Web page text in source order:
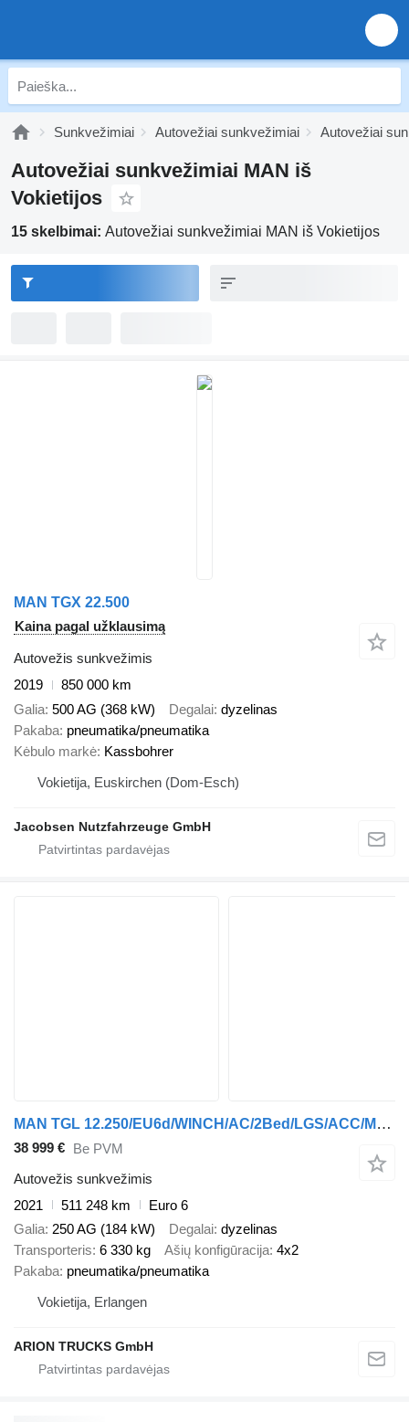
Sunkvežimiai Autovežiai sunkvežimiai Autovežiai
Autovežiai sunkvežimiai MAN iš
Vokietijos
15 skelbimai: Autovežiai sunkvežimiai MAN iš Vokietijos
MAN TGX 22.500
Kaina pagal užklausimą
Autovežis sunkvežimis
2019
850 000 km
Galia 500 AG (368 kW) Degalai dyzelinas
Pakaba pneumatika/pneumatika
Kėbulo markė Kassbohrer
Vokietija, Euskirchen (Dom-Esch)
Jacobsen Nutzfahrzeuge GmbH
MAN TGL 12.250/EU6d/WINCH/AC/2Bed/LGS/ACC/MDS/NAVI/
38 999 € Be PVM
Autovežis sunkvežimis
2021
511 248 km
Euro 6
Galia 250 AG (184 kW) Degalai dyzelinas
Transporteris 6 330 kg Ašių konfigūracija 4x2
Pakaba pneumatika/pneumatika
Vokietija, Erlangen
ARION TRUCKS GmbH